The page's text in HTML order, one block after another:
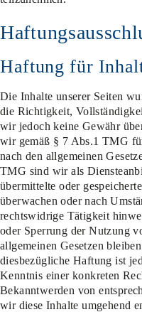
Haftung für
Die Inhalte unserer Seiten
die Richtigkeit,
wir jedoch keine Gewähr
wir gemäß § 7 Abs.1 TMG
nach den allgemeinen
TMG sind wir als
übermittelte oder
überwachen oder nach
rechtswidrige Tätigkeit
oder Sperrung der Nutzung
allgemeinen Gesetzen
diesbezügliche Haftung ist
Kenntnis einer konkreten
Bekanntwerden von
wir diese Inhalte umgehend